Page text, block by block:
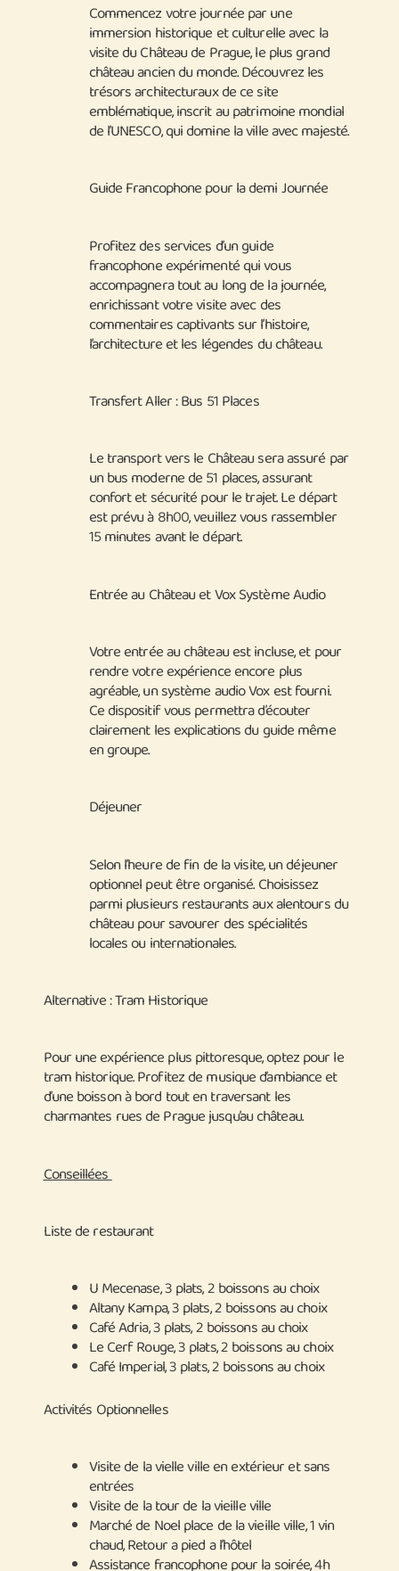
Commencez votre journée par une
immersion historique et culturelle avec la
visite du Château de Prague, le plus grand
château ancien du monde. Découvrez les
trésors architecturaux de ce site
emblématique, inscrit au patrimoine mondial
de l’UNESCO, qui domine la ville avec majesté.
Guide Francophone pour la demi Journée
Profitez des services d’un guide
francophone expérimenté qui vous
accompagnera tout au long de la journée,
enrichissant votre visite avec des
commentaires captivants sur l’histoire,
l’architecture et les légendes du château.
Transfert Aller : Bus 51 Places
Le transport vers le Château sera assuré par
un bus moderne de 51 places, assurant
confort et sécurité pour le trajet. Le départ
est prévu à 8h00, veuillez vous rassembler
15 minutes avant le départ.
Entrée au Château et Vox Système Audio
Votre entrée au château est incluse, et pour
rendre votre expérience encore plus
agréable, un système audio Vox est fourni.
Ce dispositif vous permettra d’écouter
clairement les explications du guide même
en groupe.
Déjeuner
Selon l’heure de fin de la visite, un déjeuner
optionnel peut être organisé. Choisissez
parmi plusieurs restaurants aux alentours du
château pour savourer des spécialités
locales ou internationales.
Alternative : Tram Historique
Pour une expérience plus pittoresque, optez pour le
tram historique. Profitez de musique d’ambiance et
d’une boisson à bord tout en traversant les
charmantes rues de Prague jusqu’au château.
Conseillées
Liste de restaurant
U Mecenase, 3 plats, 2 boissons au choix
Altany Kampa, 3 plats, 2 boissons au choix
Café Adria, 3 plats, 2 boissons au choix
Le Cerf Rouge, 3 plats, 2 boissons au choix
Café Imperial, 3 plats, 2 boissons au choix
Activités Optionnelles
Visite de la vielle ville en extérieur et sans
entrées
Visite de la tour de la vieille ville
Marché de Noel place de la vieille ville, 1 vin
chaud, Retour a pied a l’hôtel